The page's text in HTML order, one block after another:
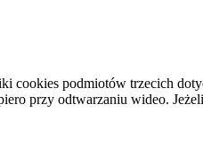
podmiotów trzecich
przy odtwarzaniu wideo.